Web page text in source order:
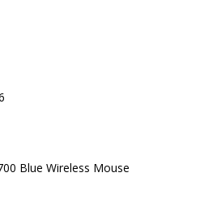
Blue Wireless Mouse